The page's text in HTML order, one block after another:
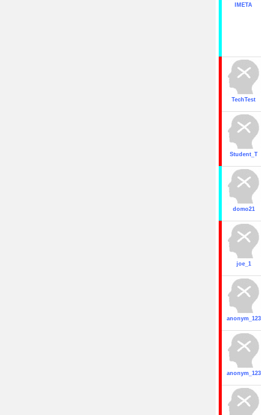
IMETA
TechTest
Student_T
domo21
joe_1
anonym_123
anonym_123